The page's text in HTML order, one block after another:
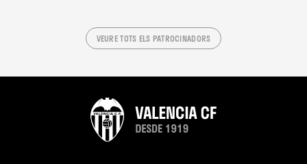
VEURE TOTS ELS PATROCINADORS